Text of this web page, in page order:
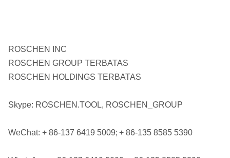
ROSCHEN INC
ROSCHEN GROUP TERBATAS
ROSCHEN HOLDINGS TERBATAS
Skype: ROSCHEN.TOOL, ROSCHEN_GROUP
WeChat: + 86-137 6419 5009; + 86-135 8585 5390